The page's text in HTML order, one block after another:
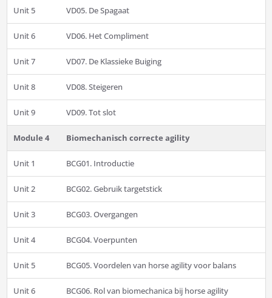
Unit 5 VD05. De Spagaat
Unit 6 VD06. Het Compliment
Unit 7 VD07. De Klassieke Buiging
Unit 8 VD08. Steigeren
Unit 9 VD09. Tot slot
Module 4 Biomechanisch correcte agility
Unit 1 BCG01. Introductie
Unit 2 BCG02. Gebruik targetstick
Unit 3 BCG03. Overgangen
Unit 4 BCG04. Voerpunten
Unit 5 BCG05. Voordelen van horse agility voor balans
Unit 6 BCG06. Rol van biomechanica bij horse agility